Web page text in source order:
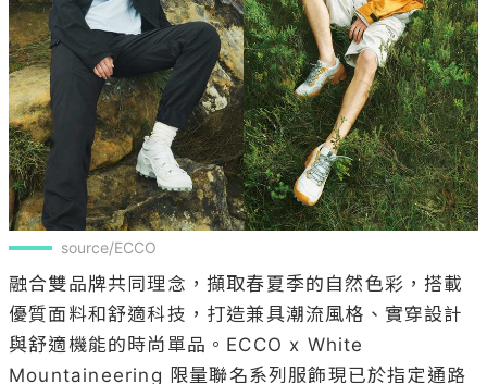
source/ECCO
融合雙品牌共同理念，擷取春夏季的自然色彩，搭載
優質面料和舒適科技，打造兼具潮流風格、實穿設計
與舒適機能的時尚單品。ECCO x White
Mountaineering 限量聯名系列服飾現已於指定通路